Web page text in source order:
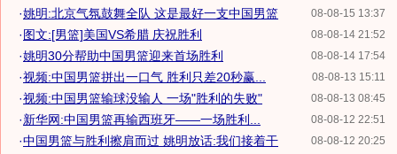
08-08-15 13:37
·姚明:北京气氛鼓舞全队 这是最好一支中国男篮
08-08-14 21:52
·图文:[男篮]美国VS希腊 庆祝胜利
08-08-14 17:54
·姚明30分帮助中国男篮迎来首场胜利
08-08-13 15:11
·视频:中国男篮拼出一口气 胜利只差20秒赢...
08-08-13 08:45
·视频:中国男篮输球没输人 一场"胜利的失败"
08-08-12 22:51
·新华网:中国男篮再输西班牙——一场胜利...
08-08-12 20:25
·中国男篮与胜利擦肩而过 姚明放话:我们接着干